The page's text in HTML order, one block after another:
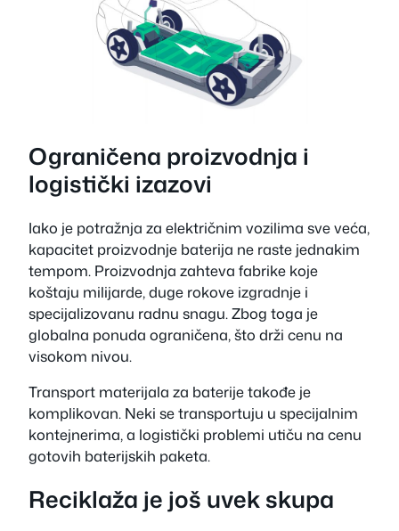
Ograničena proizvodnja i
logistički izazovi
Iako je potražnja za električnim vozilima sve veća,
kapacitet proizvodnje baterija ne raste jednakim
tempom. Proizvodnja zahteva fabrike koje
koštaju milijarde, duge rokove izgradnje i
specijalizovanu radnu snagu. Zbog toga je
globalna ponuda ograničena, što drži cenu na
visokom nivou.
Transport materijala za baterije takođe je
komplikovan. Neki se transportuju u specijalnim
kontejnerima, a logistički problemi utiču na cenu
gotovih baterijskih paketa.
Reciklaža je još uvek skupa